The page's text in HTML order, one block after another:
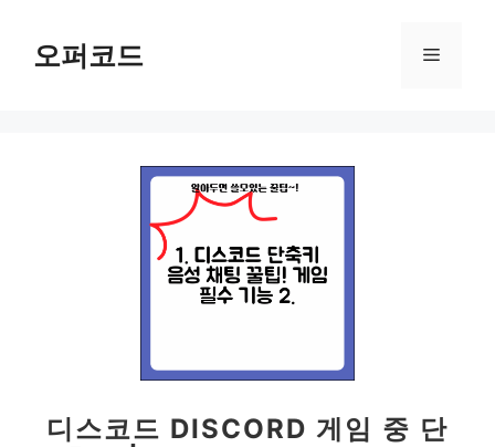
오퍼코드 메
디스코드 DISCORD 게임 중 단